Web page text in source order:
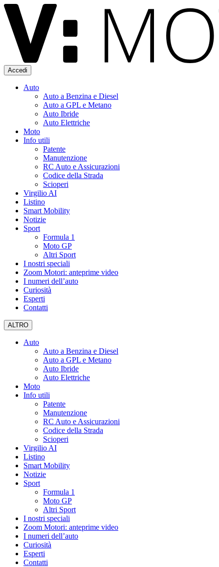
Accedi
Auto
Auto a Benzina e Diesel
Auto a GPL e Metano
Auto Ibride
Auto Elettriche
Moto
Info utili
Patente
Manutenzione
RC Auto e Assicurazioni
Codice della Strada
Scioperi
Virgilio AI
Listino
Smart Mobility
Notizie
Sport
Formula 1
Moto GP
Altri Sport
I nostri speciali
Zoom Motori: anteprime video
I numeri dell’auto
Curiosità
Esperti
Contatti
ALTRO
Auto
Auto a Benzina e Diesel
Auto a GPL e Metano
Auto Ibride
Auto Elettriche
Moto
Info utili
Patente
Manutenzione
RC Auto e Assicurazioni
Codice della Strada
Scioperi
Virgilio AI
Listino
Smart Mobility
Notizie
Sport
Formula 1
Moto GP
Altri Sport
I nostri speciali
Zoom Motori: anteprime video
I numeri dell’auto
Curiosità
Esperti
Contatti